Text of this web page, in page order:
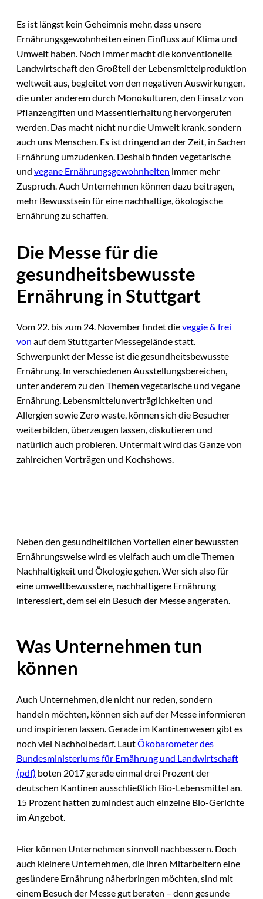
Es ist längst kein Geheimnis mehr, dass unsere
Ernährungsgewohnheiten einen Einfluss auf Klima und
Umwelt haben. Noch immer macht die konventionelle
Landwirtschaft den Großteil der Lebensmittelproduktion
weltweit aus, begleitet von den negativen Auswirkungen,
die unter anderem durch Monokulturen, den Einsatz von
Pflanzengiften und Massentierhaltung hervorgerufen
werden. Das macht nicht nur die Umwelt krank, sondern
auch uns Menschen. Es ist dringend an der Zeit, in Sachen
Ernährung umzudenken. Deshalb finden vegetarische
und vegane Ernährungsgewohnheiten immer mehr
Zuspruch. Auch Unternehmen können dazu beitragen,
mehr Bewusstsein für eine nachhaltige, ökologische
Ernährung zu schaffen.
Die Messe für die
gesundheitsbewusste
Ernährung in Stuttgart
Vom 22. bis zum 24. November findet dieveggie & frei
von auf dem Stuttgarter Messegelände statt.
Schwerpunkt der Messe ist die gesundheitsbewusste
Ernährung. In verschiedenen Ausstellungsbereichen,
unter anderem zu den Themen vegetarische und vegane
Ernährung, Lebensmittelunverträglichkeiten und
Allergien sowie Zero waste, können sich die Besucher
weiterbilden, überzeugen lassen, diskutieren und
natürlich auch probieren. Untermalt wird das Ganze von
zahlreichen Vorträgen und Kochshows.
Neben den gesundheitlichen Vorteilen einer bewussten
Ernährungsweise wird es vielfach auch um die Themen
Nachhaltigkeit und Ökologie gehen. Wer sich also für
eine umweltbewusstere, nachhaltigere Ernährung
interessiert, dem sei ein Besuch der Messe angeraten.
Was Unternehmen tun
können
Auch Unternehmen, die nicht nur reden, sondern
handeln möchten, können sich auf der Messe informieren
und inspirieren lassen. Gerade im Kantinenwesen gibt es
noch viel Nachholbedarf. LautÖkobarometer des
Bundesministeriums für Ernährung und Landwirtschaft
(pdf) boten 2017 gerade einmal drei Prozent der
deutschen Kantinen ausschließlich Bio-Lebensmittel an.
15 Prozent hatten zumindest auch einzelne Bio-Gerichte
im Angebot.
Hier können Unternehmen sinnvoll nachbessern. Doch
auch kleinere Unternehmen, die ihren Mitarbeitern eine
gesündere Ernährung näherbringen möchten, sind mit
einem Besuch der Messe gut beraten – denn gesunde